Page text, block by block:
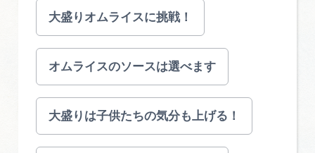
動画ライブラリー
お問い合わせ
運営組織
大盛りオムライスに挑戦！
オムライスのソースは選べます
大盛りは子供たちの気分も上げる！